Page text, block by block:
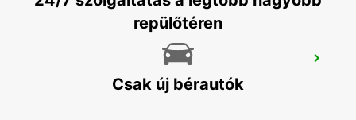
LAMEZIA TERME - ITALY
repülőtéren
Csak új bérautók